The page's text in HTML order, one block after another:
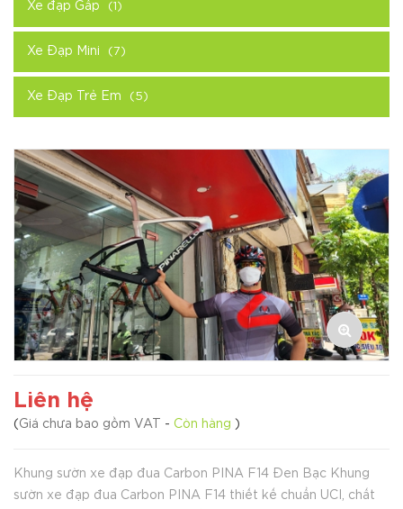
Xe đạp Gấp (1)
Xe Đạp Mini (7)
Xe Đạp Trẻ Em (5)
Liên hệ
( Giá chưa bao gồm VAT - Còn hàng )
Khung sườn xe đạp đua Carbon PINA F14 Đen Bạc Khung
sườn xe đạp đua Carbon PINA F14 thiết kế chuẩn UCI, chất